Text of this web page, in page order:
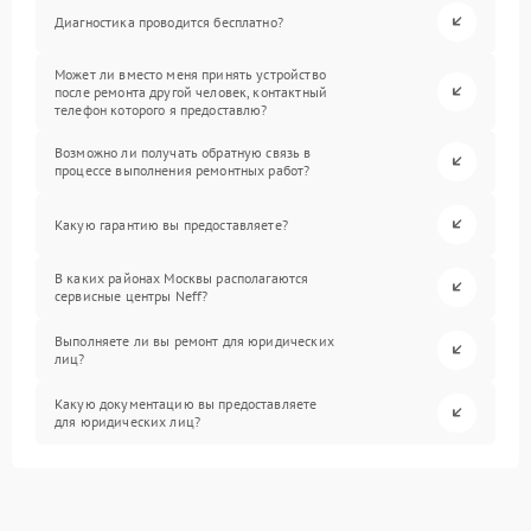
Диагностика проводится бесплатно?
Может ли вместо меня принять устройство
после ремонта другой человек, контактный
телефон которого я предоставлю?
Возможно ли получать обратную связь в
процессе выполнения ремонтных работ?
Какую гарантию вы предоставляете?
В каких районах Москвы располагаются
сервисные центры Neff?
Выполняете ли вы ремонт для юридических
лиц?
Какую документацию вы предоставляете
для юридических лиц?